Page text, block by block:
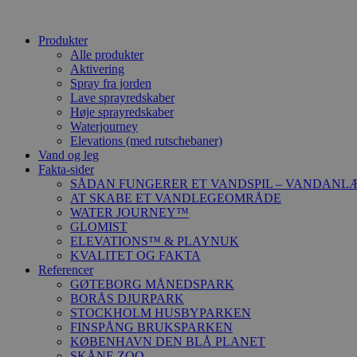
Produkter
Alle produkter
Aktivering
Spray fra jorden
Lave sprayredskaber
Høje sprayredskaber
Waterjourney
Elevations (med rutschebaner)
Vand og leg
Fakta-sider
SÅDAN FUNGERER ET VANDSPIL –
AT SKABE ET VANDLEGEOMRÅDE
WATER JOURNEY™
GLOMIST
ELEVATIONS™ & PLAYNUK
KVALITET OG FAKTA
Referencer
GØTEBORG MÅNEDSPARK
BORÅS DJURPARK
STOCKHOLM HUSBYPARKEN
FINSPÅNG BRUKSPARKEN
KØBENHAVN DEN BLÅ PLANET